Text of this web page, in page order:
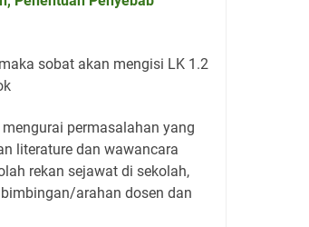
sobat akan mengisi LK 1.2
permasalahan yang
literature dan wawancara
rekan sejawat di sekolah,
arahan dosen dan